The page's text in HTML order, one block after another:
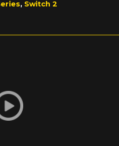
, Switch 2